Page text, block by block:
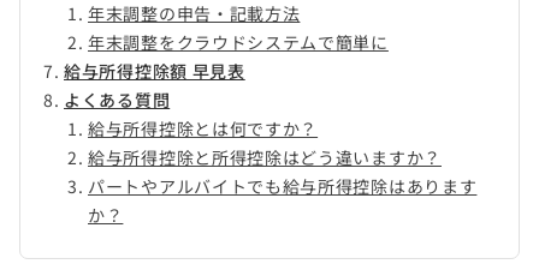
年末調整の申告・記載方法
年末調整をクラウドシステムで簡単に
給与所得控除額 早見表
よくある質問
給与所得控除とは何ですか？
給与所得控除と所得控除はどう違いますか？
パートやアルバイトでも給与所得控除はあります
か？